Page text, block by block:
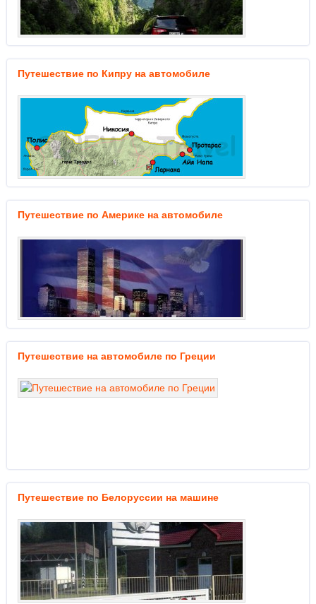
Путешествие по Кипру на автомобиле
Путешествие по Америке на автомобиле
Путешествие на автомобиле по Греции
Путешествие по Белоруссии на машине